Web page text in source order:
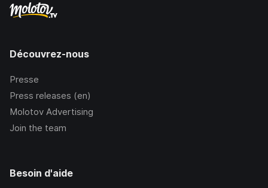
Découvrez-nous
Presse
Press releases (en)
Molotov Advertising
Join the team
Besoin d'aide